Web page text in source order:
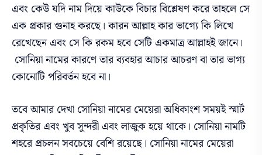
এবং কেউ যদি নাম দিয়ে কাউকে বিচার বিশ্লেষণ করে তাহলে সে
এক প্রকার গুনাহ করছে। কারন আল্লাহ কার ভাগ্যে কি লিখে
রেখেছেন এবং সে কি রকম হবে সেটি একমাত্র আল্লাহই জানে।
সোনিয়ানামের কারণে তার ব্যবহার আচার আচরণ বা তার ভাগ্য
কোনোটি পরিবর্তন হবে না।
তবে আমার দেখা সোনিয়া নামের মেয়েরা অধিকাংশ সময়ই স্মার্ট
প্রকৃতির এবং খুব সুন্দরী এবং লাজুক হয়ে থাকে। সোনিয়া নামটি
শহরে প্রচলন সবচেয়ে বেশি রয়েছে। সোনিয়া নামের মেয়েরা